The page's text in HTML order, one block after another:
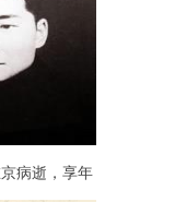
病逝，享年